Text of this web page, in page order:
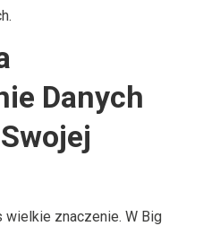
Danych
wielkie znaczenie. W Big